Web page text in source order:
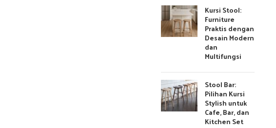
Kursi Stool:
Furniture
Praktis dengan
Desain Modern
dan
Multifungsi
Stool Bar:
Pilihan Kursi
Stylish untuk
Cafe, Bar, dan
Kitchen Set